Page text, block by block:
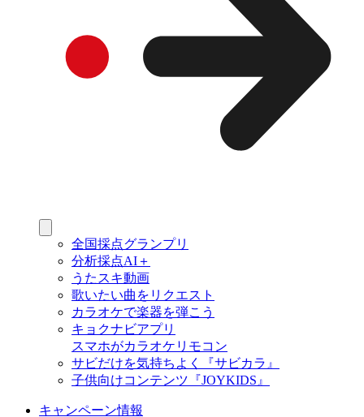
全国採点グランプリ
分析採点AI＋
うたスキ動画
歌いたい曲をリクエスト
カラオケで楽器を弾こう
キョクナビアプリ
スマホがカラオケリモコン
サビだけを気持ちよく『サビカラ』
子供向けコンテンツ『JOYKIDS』
キャンペーン情報